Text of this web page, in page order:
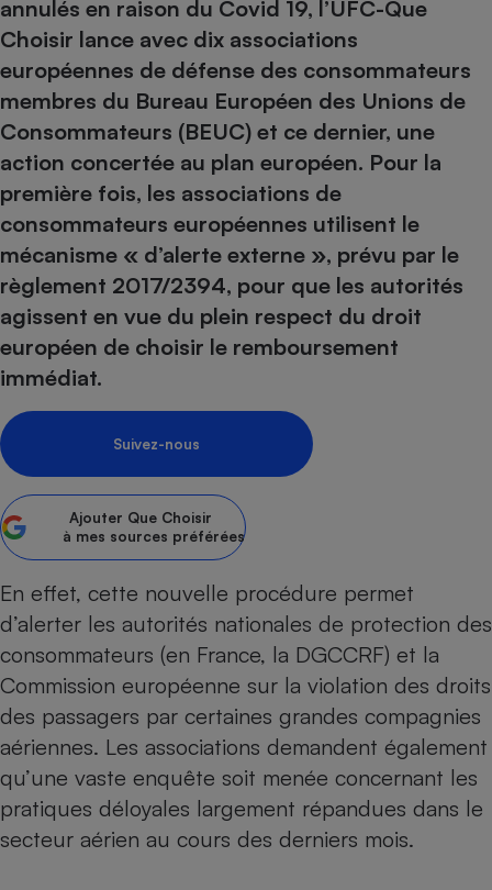
annulés en raison du Covid 19, l’UFC-Que
Choisir lance avec dix associations
européennes de défense des consommateurs
membres du Bureau Européen des Unions de
Consommateurs (BEUC) et ce dernier, une
action concertée au plan européen. Pour la
première fois, les associations de
consommateurs européennes utilisent le
mécanisme « d’alerte externe », prévu par le
règlement 2017/2394, pour que les autorités
agissent en vue du plein respect du droit
européen de choisir le remboursement
immédiat.
Suivez-nous
Ajouter Que Choisir
à mes sources préférées
En effet, cette nouvelle procédure permet
d’alerter les autorités nationales de protection des
consommateurs (en France, la DGCCRF) et la
Commission européenne sur la violation des droits
des passagers par certaines grandes compagnies
aériennes. Les associations demandent également
qu’une vaste enquête soit menée concernant les
pratiques déloyales largement répandues dans le
secteur aérien au cours des derniers mois.
Sécurité - Hygiène
Supermarché - Drive
bouteille
Assurance
Banque - Crédit
Epargne - Fiscalité
Assurance emprunteur
Banque
Circulation routière
Contrôle technique -
Pièce détachée
Moto
Comparateur auto
Supermarché - Drive
Comparatif
Comparatif plaque à
Comparatif hotte
Comparatif climatiseur
Comparatif aspirateur
Comparatif aspirateur
Comparatif cafetière
Comparatif centrale
Lave-linge
Électricité - Gaz
Comparatif casque audio
Comparatif barre de son
Comparatif imprimante
Comparatif ordinateur
Comparatif ultrabook
Comparatif tablette
Informatique
Internet
Téléviseur
Crédit immobilier
Comparatif tondeuse
Comparatif poêle à
Comparatif radiateur
Aménagement
Bricolage - Jardinage
Chauffage
Sécurité domestique
Hygiène - Beauté
Maladie - Médecine -
Système de santé -
Mutuelle
Antimoustique
Retraite
Choisir son fioul
Choisir son pellet
Comparateur assurance emprunteur
Energie Moins Chère Ensemble
Tous les comparateurs
Toutes les cartes interactives